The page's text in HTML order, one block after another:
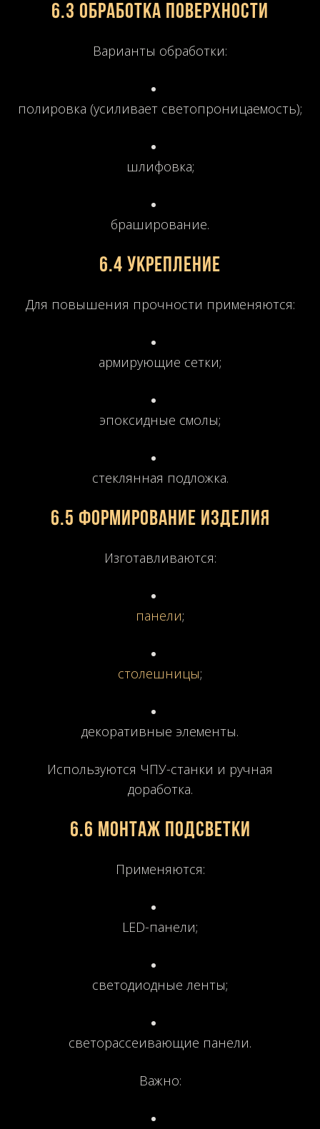
6.3 Обработка поверхности
Варианты обработки:
полировка (усиливает светопроницаемость);
шлифовка;
браширование.
6.4 Укрепление
Для повышения прочности применяются:
армирующие сетки;
эпоксидные смолы;
стеклянная подложка.
6.5 Формирование изделия
Изготавливаются:
панели;
столешницы;
декоративные элементы.
Используются ЧПУ-станки и ручная
доработка.
6.6 Монтаж подсветки
Применяются:
LED-панели;
светодиодные ленты;
светорассеивающие панели.
Важно: